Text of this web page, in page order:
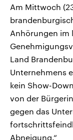
Am Mittwoch
Anhörungen im
Land
Unternehmens
kein Show-
von der
gegen das
Abneigung.“